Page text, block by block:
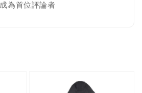
成為首位評論者